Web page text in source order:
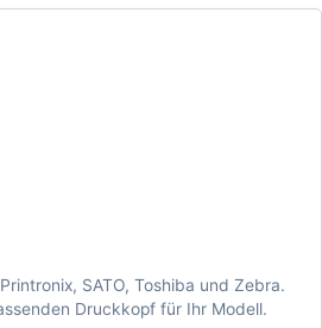
SATO, Toshiba und Zebra.
Druckkopf für Ihr Modell.